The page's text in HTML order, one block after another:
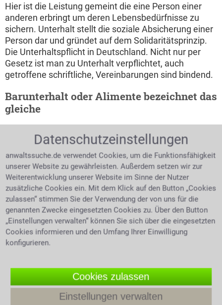
Hier ist die Leistung gemeint die eine Person einer
anderen erbringt um deren Lebensbedürfnisse zu
sichern. Unterhalt stellt die soziale Absicherung einer
Person dar und gründet auf dem Solidaritätsprinzip.
Die Unterhaltspflicht in Deutschland. Nicht nur per
Gesetz ist man zu Unterhalt verpflichtet, auch
getroffene schriftliche, Vereinbarungen sind bindend.
Barunterhalt oder Alimente bezeichnet das
gleiche
Man umschreibt damit den finanziellen Teil des
Unterhaltes. Neben der Bedürftigkeit auf Unterhalt
setzt diese aber im gleichen Zuge die
Leistungsfähigkeit des Unterhaltsschuldners voraus.
Beide Elternteile haben gleichermaßen eine
Unterhaltspflicht gegenüber den gemeinsamen
Kindern. Die Unterhaltsarten für die gemeinsamen
Kinder unterscheiden sich in Barunterhalt und
Naturalunterhalt, außerdem gibt es noch den
Trennungsunterhalt später den nachehelichen
Unterhalt. In der Regel kommt einer der Ex-Partner
sich täglich um das Kind d.h. sorgt für Essen,
Kleidung, kümmert sich um Schulangelegenheiten
und Freizeitaktivitäten (Naturalunterhalt).
Datenschutzeinstellungen
anwaltssuche.de verwendet Cookies, um die Funktionsfähigkeit
unserer Website zu gewährleisten. Außerdem setzen wir zur
Weiterentwicklung unserer Website im Sinne der Nutzer
zusätzliche Cookies ein. Mit dem Klick auf den Button „Cookies
zulassen“ stimmen Sie der Verwendung der von uns für die
genannten Zwecke eingesetzten Cookies zu. Über den Button
„Einstellungen verwalten“ können Sie sich über die eingesetzten
Cookies informieren und den Umfang Ihrer Einwilligung
konfigurieren.
Cookies zulassen
Einstellungen verwalten